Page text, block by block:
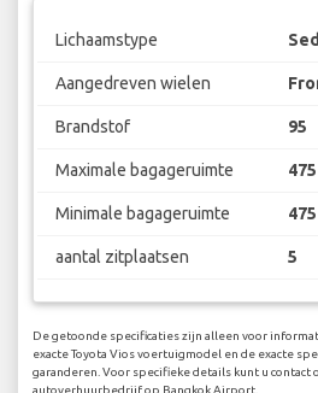
Lichaamstype
Aangedreven wielen
Brandstof 95
Maximale bagageruimte
Minimale bagageruimte
aantal zitplaatsen 5
De getoonde specificaties zijn alleen voor
exacte Toyota Vios voertuigmodel en de exacte
garanderen. Voor specifieke details kunt u
autoverhuurbedrijf op Bangkok Airport.